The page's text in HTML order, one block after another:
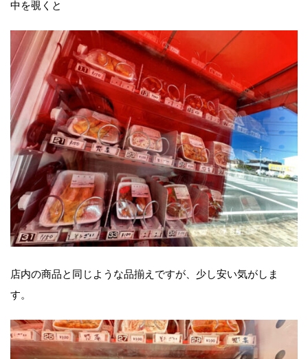
中を覗くと
店内の商品と同じような品揃えですが、少し安い気がしま
す。